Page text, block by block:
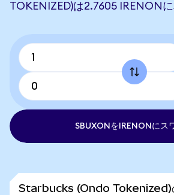
TOKENIZED)は2.7605 IRENON
SBUXONをIRENONにス
Starbucks (Ondo Tokenized)